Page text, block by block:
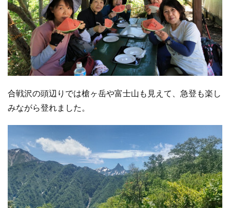
合戦沢の頭辺りでは槍ヶ岳や富士山も見えて、急登も楽し
みながら登れました。